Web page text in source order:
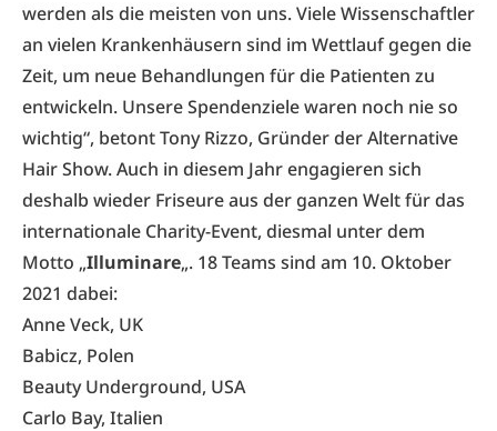
werden als die meisten von uns. Viele Wissenschaftler
an vielen Krankenhäusern sind im Wettlauf gegen die
Zeit, um neue Behandlungen für die Patienten zu
entwickeln. Unsere Spendenziele waren noch nie so
wichtig“, betont Tony Rizzo, Gründer der Alternative
Hair Show. Auch in diesem Jahr engagieren sich
deshalb wieder Friseure aus der ganzen Welt für das
internationale Charity-Event, diesmal unter dem
Motto „Illuminare„. 18 Teams sind am 10. Oktober
2021 dabei:
Anne Veck, UK
Babicz, Polen
Beauty Underground, USA
Carlo Bay, Italien